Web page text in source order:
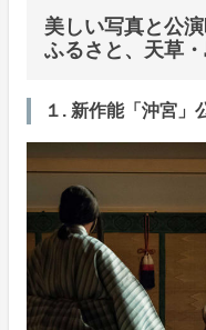
美しい写真と公
ふるさと、天草
１. 新作能「沖宮」